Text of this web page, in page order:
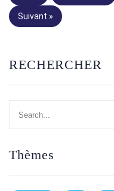
Suivant »
RECHERCHER
Thèmes